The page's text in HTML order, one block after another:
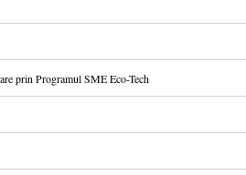
prin Programul SME Eco-Tech